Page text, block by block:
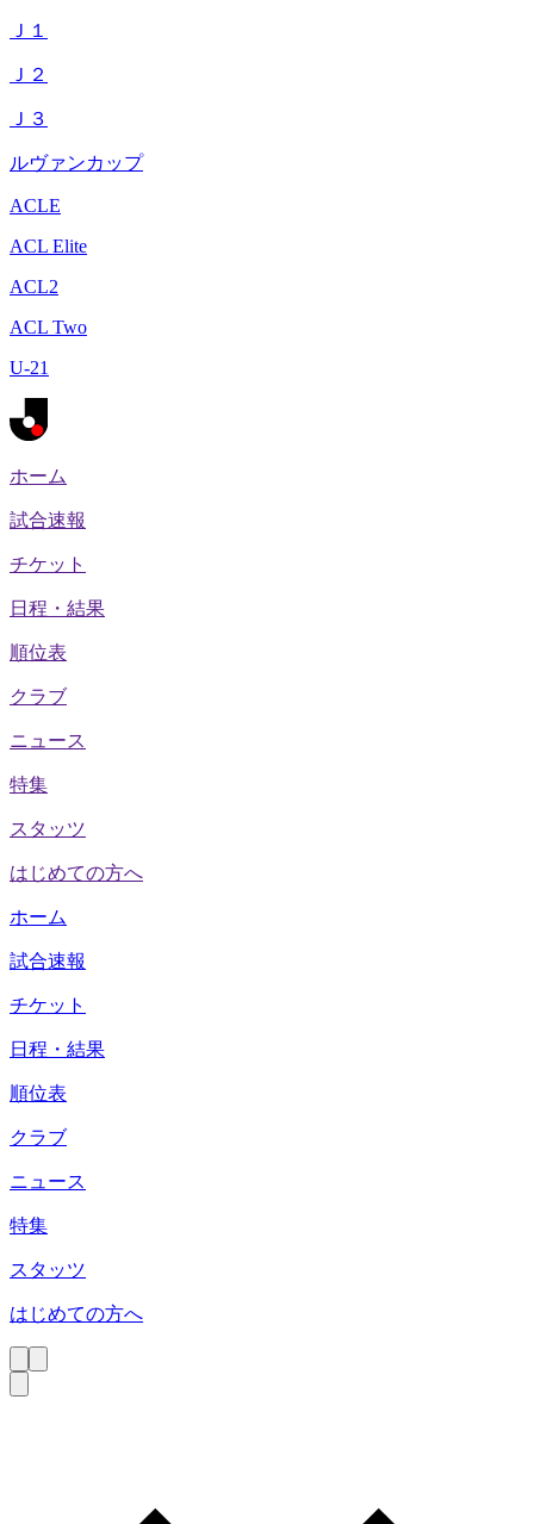
Ｊ１
Ｊ２
Ｊ３
ルヴァンカップ
ACLE
ACL Elite
ACL2
ACL Two
U-21
ホーム
試合速報
チケット
日程・結果
順位表
クラブ
ニュース
特集
スタッツ
はじめての方へ
ホーム
試合速報
チケット
日程・結果
順位表
クラブ
ニュース
特集
スタッツ
はじめての方へ